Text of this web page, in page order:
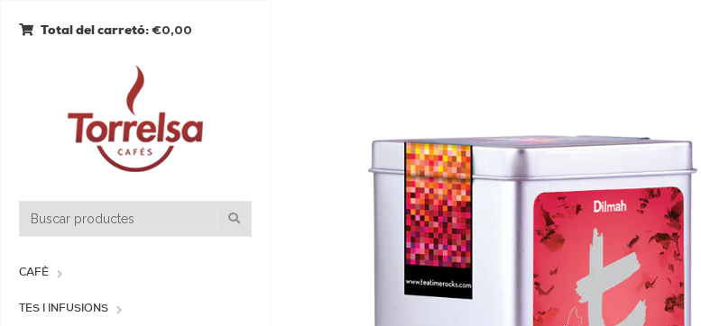
Total del carretó: €0,00
CAFÈ
TES I INFUSIONS